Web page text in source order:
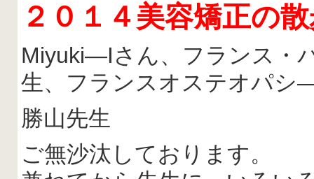
２０１４美容矯正の
Miyuki―Iさん、フランス・
生、フランスオステオパシ
勝山先生
ご無沙汰しております。